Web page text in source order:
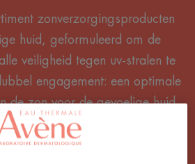
zonverzorgingsproducten
huid, geformuleerd om de
veiligheid tegen uv-stralen te
engagement: een optimale
de zon voor de gevoelige huid
impact op het mariene
ecosysteem.